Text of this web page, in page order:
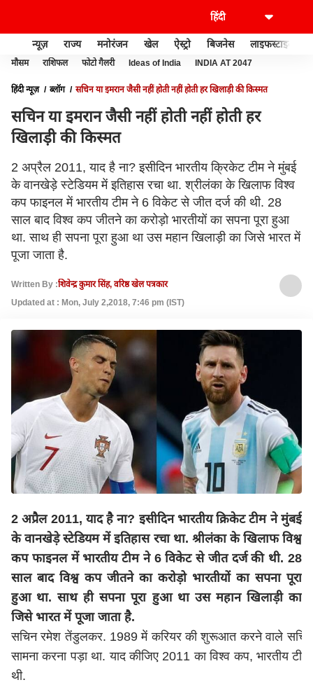
न्यूज़ राज्य मनोरंजन खेल ऐस्ट्रो बिजनेस लाइफस्टाइल
मौसम राशिफल फोटो गैलरी Ideas of India INDIA AT 2047
हिंदी न्यूज़ ब्लॉग सचिन या इमरान जैसी नहीं होती नहीं होती हर खिलाड़ी की किस्मत
सचिन या इमरान जैसी नहीं होती नहीं होती हर
खिलाड़ी की किस्मत
2 अप्रैल 2011, याद है ना? इसीदिन भारतीय क्रिकेट टीम ने मुंबई
के वानखेड़े स्टेडियम में इतिहास रचा था. श्रीलंका के खिलाफ विश्व
कप फाइनल में भारतीय टीम ने 6 विकेट से जीत दर्ज की थी. 28
साल बाद विश्व कप जीतने का करोड़ो भारतीयों का सपना पूरा हुआ
था. साथ ही सपना पूरा हुआ था उस महान खिलाड़ी का जिसे भारत में
पूजा जाता है.
Written By :शिवेन्द्र कुमार सिंह, वरिष्ठ खेल पत्रकार
Updated at : Mon, July 2,2018, 7:46 pm (IST)
2 अप्रैल 2011, याद है ना? इसीदिन भारतीय क्रिकेट टीम ने मुंबई
के वानखेड़े स्टेडियम में इतिहास रचा था. श्रीलंका के खिलाफ विश्व
कप फाइनल में भारतीय टीम ने 6 विकेट से जीत दर्ज की थी. 28
साल बाद विश्व कप जीतने का करोड़ो भारतीयों का सपना पूरा
हुआ था. साथ ही सपना पूरा हुआ था उस महान खिलाड़ी का
जिसे भारत में पूजा जाता है.
सचिन रमेश तेंडुलकर. 1989 में करियर की शुरूआत करने वाले सचिन
सामना करना पड़ा था. याद कीजिए 2011 का विश्व कप,
थी.